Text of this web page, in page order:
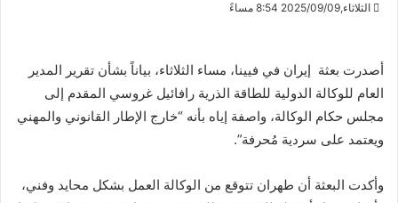
الثلاثاء,2025/09/09 8:54 مساءً
أصدرت بعثة إيران في فيينا، مساء الثلاثاء، بياناً بشأن تقرير المدير
العام للوكالة الدولية للطاقة الذرية رافائيل غروسي المقدم إلى
مجلس حكام الوكالة، واصفة إياه بأنه “خارج الإطار القانوني والمهني
ويعتمد على سردية مُحرفة”.
وأكدت البعثة أن طهران تتوقع من الوكالة العمل بشكل محايد وفني،